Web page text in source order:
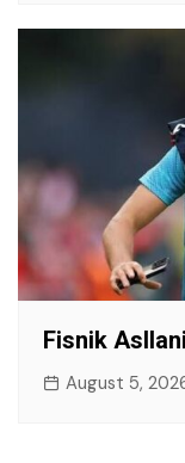
Fisnik
August 5,